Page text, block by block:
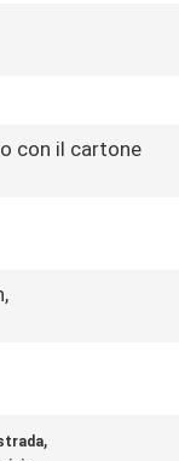
con il cartone
,